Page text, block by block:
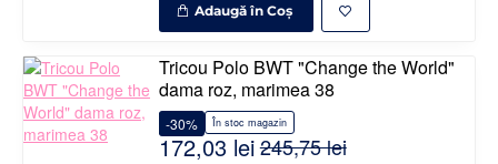
Adaugă în Coş
Tricou Polo BWT "Change the World"
dama roz, marimea 38
În stoc magazin
-30%
172,03 lei245,75 lei